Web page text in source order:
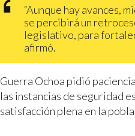
“Aunque hay avances,
se percibirá un
legislativo, para
afirmó.
Guerra Ochoa pidió
las instancias de seguridad
satisfacción plena en la